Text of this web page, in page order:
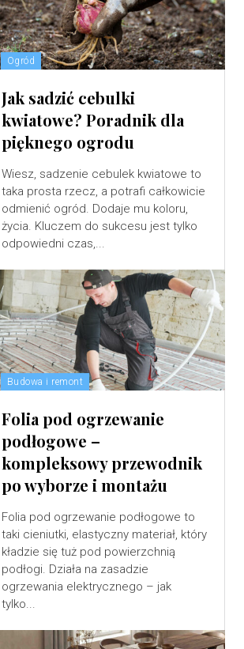
Ogród
Jak sadzić cebulki
kwiatowe? Poradnik dla
pięknego ogrodu
Wiesz, sadzenie cebulek kwiatowe to
taka prosta rzecz, a potrafi całkowicie
odmienić ogród. Dodaje mu koloru,
życia. Kluczem do sukcesu jest tylko
odpowiedni czas,...
Budowa i remont
Folia pod ogrzewanie
podłogowe –
kompleksowy przewodnik
po wyborze i montażu
Folia pod ogrzewanie podłogowe to
taki cieniutki, elastyczny materiał, który
kładzie się tuż pod powierzchnią
podłogi. Działa na zasadzie
ogrzewania elektrycznego – jak
tylko...